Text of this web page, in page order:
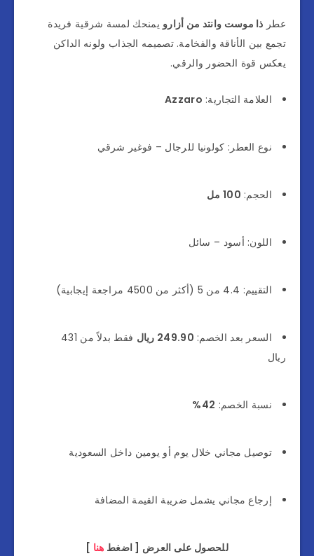
عطر ذا موست وانتد من أزارو يمنحك لمسة شرقية فريدة
تجمع بين الأناقة والفخامة. تصميمه الجذاب ولونه الداكن
يعكس قوة الحضور والرقي.
العلامة التجارية: Azzaro
نوع العطر: كولونيا للرجال – فوغير شرقي
الحجم: 100 مل
اللون: أسود – سائل
التقييم: 4.4 من 5 (أكثر من 4500 مراجعة إيجابية)
السعر بعد الخصم: 249.90 ريال
فقط بدلاً من 431
ريال
نسبة الخصم: 42%
توصيل مجاني خلال يوم أو يومين داخل السعودية
إرجاع مجاني يشمل ضريبة القيمة المضافة
للحصول على العرض [ اضغط هنا ]